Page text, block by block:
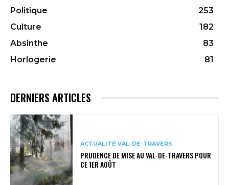
Politique
253
Culture
182
Absinthe
83
Horlogerie
81
DERNIERS ARTICLES
ACTUALITÉ VAL-DE-TRAVERS
PRUDENCE DE MISE AU VAL-DE-TRAVERS POUR
CE 1ER AOÛT